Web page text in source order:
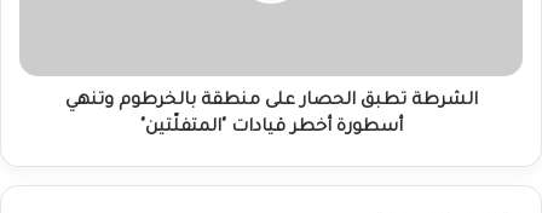
أخطر
الشرطة تطبق الحصار على منطقة بالخرطوم وتنهي
أسطورة أخطر قيادات "المتفلّتين"